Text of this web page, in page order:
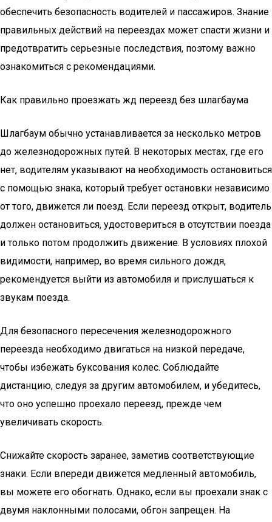
обеспечить безопасность водителей и пассажиров. Знание
правильных действий на переездах может спасти жизни и
предотвратить серьезные последствия, поэтому важно
ознакомиться с рекомендациями.
Как правильно проезжать жд переезд без шлагбаума
Шлагбаум обычно устанавливается за несколько метров
до железнодорожных путей. В некоторых местах, где его
нет, водителям указывают на необходимость остановиться
с помощью знака, который требует остановки независимо
от того, движется ли поезд. Если переезд открыт, водитель
должен остановиться, удостовериться в отсутствии поезда
и только потом продолжить движение. В условиях плохой
видимости, например, во время сильного дождя,
рекомендуется выйти из автомобиля и прислушаться к
звукам поезда.
Для безопасного пересечения железнодорожного
переезда необходимо двигаться на низкой передаче,
чтобы избежать буксования колес. Соблюдайте
дистанцию, следуя за другим автомобилем, и убедитесь,
что оно успешно проехало переезд, прежде чем
увеличивать скорость.
Снижайте скорость заранее, заметив соответствующие
знаки. Если впереди движется медленный автомобиль,
вы можете его обогнать. Однако, если вы проехали знак с
двумя наклонными полосами, обгон запрещен. На